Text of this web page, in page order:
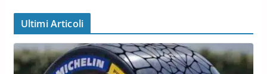
Ultimi Articoli